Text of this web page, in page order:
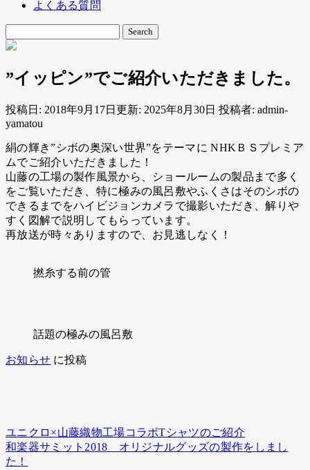
よくある質問
”イッピン”でご紹介いただきました。
投稿日: 2018年9月17日 更新: 2025年8月30日 投稿者: admin-
yamatou
絹の輝き”シボの奥深い世界”をテーマに NHKＢＳプレミア
ムでご紹介いただきました！
山藤の工場の製作風景から、ショールームの製品まで多く
をご覧いただき、特に極みの風呂敷やふくさはそのシボの
できるまでをハイビジョンカメラで撮影いただき、解りや
すく図解で説明してもらっています。
再放送が時々ありますので、お見逃しなく！
撚糸する前の管
話題の極みの風呂敷
お知らせ に投稿
投
稿
ユニクロ×山藤織物工場コラボTシャツのご紹介
和楽器サミット2018 オリジナルグッズの製作をしまし
た！